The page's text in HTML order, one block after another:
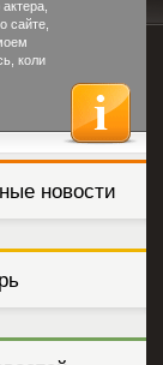
сайте,
коли
новости